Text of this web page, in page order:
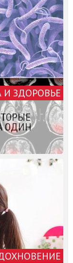
И ЗДОРОВЬЕ
ОДИН